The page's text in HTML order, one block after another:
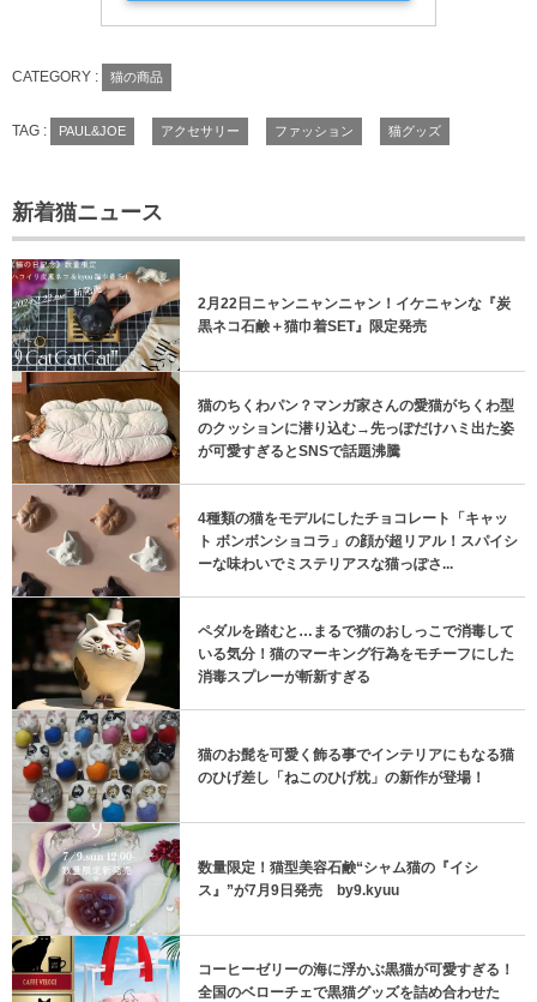
CATEGORY : 猫の商品
TAG : PAUL&JOE アクセサリー ファッション 猫グッズ
新着猫ニュース
2月22日ニャンニャンニャン！イケニャンな『炭
黒ネコ石鹸＋猫巾着SET』限定発売
猫のちくわパン？マンガ家さんの愛猫がちくわ型
のクッションに潜り込む→先っぽだけハミ出た姿
が可愛すぎるとSNSで話題沸騰
4種類の猫をモデルにしたチョコレート「キャッ
ト ボンボンショコラ」の顔が超リアル！スパイシ
ーな味わいでミステリアスな猫っぽさ...
ペダルを踏むと…まるで猫のおしっこで消毒して
いる気分！猫のマーキング行為をモチーフにした
消毒スプレーが斬新すぎる
猫のお髭を可愛く飾る事でインテリアにもなる猫
のひげ差し「ねこのひげ枕」の新作が登場！
数量限定！猫型美容石鹸“シャム猫の『イシ
ス』”が7月9日発売 by9.kyuu
コーヒーゼリーの海に浮かぶ黒猫が可愛すぎる！
全国のベローチェで黒猫グッズを詰め合わせた